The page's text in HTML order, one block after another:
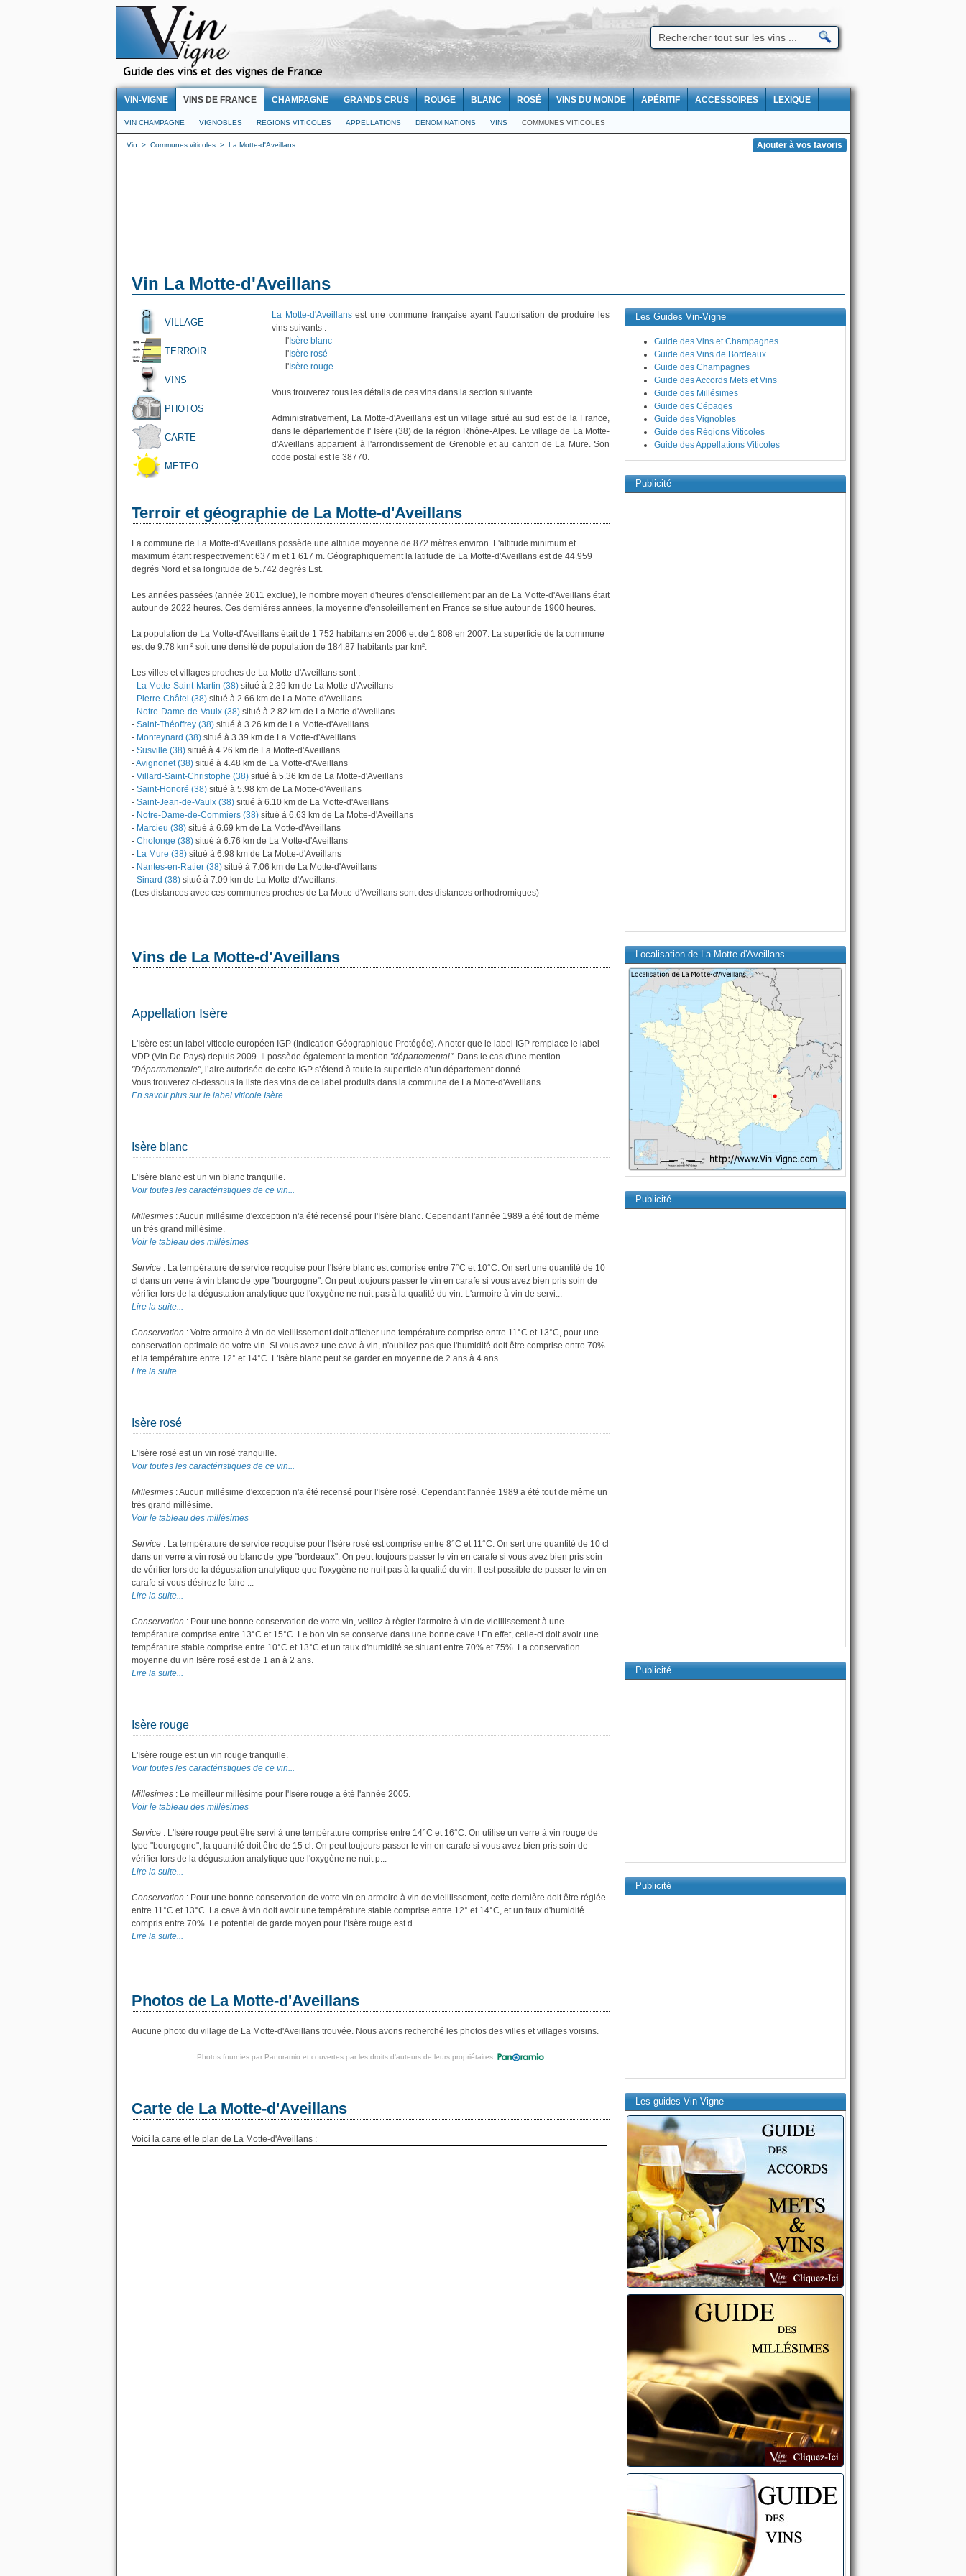
VIN-VIGNE VINS DE FRANCE CHAMPAGNE GRANDS CRUS ROUGE BLANC ROSÉ VINS DU MONDE APÉRITIF ACCESSOIRES LEXIQUE
VIN CHAMPAGNE VIGNOBLES REGIONS VITICOLES APPELLATIONS DENOMINATIONS VINS COMMUNES VITICOLES
Vin > Communes viticoles > La Motte-d'Aveillans
Vin La Motte-d'Aveillans
VILLAGE
TERROIR
VINS
PHOTOS
CARTE
METEO
La Motte-d'Aveillansest une commune française ayant l'autorisation de produire les
vins suivants :
- l' Isère blanc
- l' Isère rosé
- l' Isère rouge
Vous trouverez tous les détails de ces vins dans la section suivante.
Administrativement, La Motte-d'Aveillans est un village situé au sud est de la France,
dans le département de l' Isère (38) de la région Rhône-Alpes. Le village de La Motte-
d'Aveillans appartient à l'arrondissement de Grenoble et au canton de La Mure. Son
code postal est le 38770.
Terroir et géographie de La Motte-d'Aveillans
La commune de La Motte-d'Aveillans possède une altitude moyenne de 872 mètres environ. L'altitude minimum et
maximum étant respectivement 637 m et 1 617 m. Géographiquement la latitude de La Motte-d'Aveillans est de 44.959
degrés Nord et sa longitude de 5.742 degrés Est.
Les années passées (année 2011 exclue), le nombre moyen d'heures d'ensoleillement par an de La Motte-d'Aveillans était
autour de 2022 heures. Ces dernières années, la moyenne d'ensoleillement en France se situe autour de 1900 heures.
La population de La Motte-d'Aveillans était de 1 752 habitants en 2006 et de 1 808 en 2007. La superficie de la commune
est de 9.78 km ² soit une densité de population de 184.87 habitants par km².
Les villes et villages proches de La Motte-d'Aveillans sont :
- La Motte-Saint-Martin (38) situé à 2.39 km de La Motte-d'Aveillans
- Pierre-Châtel (38) situé à 2.66 km de La Motte-d'Aveillans
- Notre-Dame-de-Vaulx (38) situé à 2.82 km de La Motte-d'Aveillans
- Saint-Théoffrey (38) situé à 3.26 km de La Motte-d'Aveillans
- Monteynard (38) situé à 3.39 km de La Motte-d'Aveillans
- Susville (38) situé à 4.26 km de La Motte-d'Aveillans
-Avignonet (38) situé à 4.48 km de La Motte-d'Aveillans
- Villard-Saint-Christophe (38) situé à 5.36 km de La Motte-d'Aveillans
- Saint-Honoré (38) situé à 5.98 km de La Motte-d'Aveillans
- Saint-Jean-de-Vaulx (38) situé à 6.10 km de La Motte-d'Aveillans
- Notre-Dame-de-Commiers (38) situé à 6.63 km de La Motte-d'Aveillans
- Marcieu (38) situé à 6.69 km de La Motte-d'Aveillans
- Cholonge (38) situé à 6.76 km de La Motte-d'Aveillans
- La Mure (38) situé à 6.98 km de La Motte-d'Aveillans
- Nantes-en-Ratier (38) situé à 7.06 km de La Motte-d'Aveillans
- Sinard (38) situé à 7.09 km de La Motte-d'Aveillans.
(Les distances avec ces communes proches de La Motte-d'Aveillans sont des distances orthodromiques)
Vins de La Motte-d'Aveillans
Appellation Isère
L'Isère est un label viticole européen IGP (Indication Géographique Protégée). A noter que le label IGP remplace le label
VDP (Vin De Pays) depuis 2009. Il possède également la mention "départemental". Dans le cas d'une mention
"Départementale", l’aire autorisée de cette IGP s’étend à toute la superficie d’un département donné.
Vous trouverez ci-dessous la liste des vins de ce label produits dans la commune de La Motte-d'Aveillans.
En savoir plus sur le label viticole Isère...
Isère blanc
L'Isère blanc est un vin blanc tranquille.
Voir toutes les caractéristiques de ce vin...
Millesimes : Aucun millésime d'exception n'a été recensé pour l'Isère blanc. Cependant l'année 1989 a été tout de même
un très grand millésime.
Voir le tableau des millésimes
Service : La température de service recquise pour l'Isère blanc est comprise entre 7°C et 10°C. On sert une quantité de 10
cl dans un verre à vin blanc de type "bourgogne". On peut toujours passer le vin en carafe si vous avez bien pris soin de
vérifier lors de la dégustation analytique que l'oxygène ne nuit pas à la qualité du vin. L'armoire à vin de servi...
Lire la suite...
Conservation : Votre armoire à vin de vieillissement doit afficher une température comprise entre 11°C et 13°C, pour une
conservation optimale de votre vin. Si vous avez une cave à vin, n'oubliez pas que l'humidité doit être comprise entre 70%
et la température entre 12° et 14°C. L'Isère blanc peut se garder en moyenne de 2 ans à 4 ans.
Lire la suite...
Isère rosé
L'Isère rosé est un vin rosé tranquille.
Voir toutes les caractéristiques de ce vin...
Millesimes : Aucun millésime d'exception n'a été recensé pour l'Isère rosé. Cependant l'année 1989 a été tout de même un
très grand millésime.
Voir le tableau des millésimes
Service : La température de service recquise pour l'Isère rosé est comprise entre 8°C et 11°C. On sert une quantité de 10 cl
dans un verre à vin rosé ou blanc de type "bordeaux". On peut toujours passer le vin en carafe si vous avez bien pris soin
de vérifier lors de la dégustation analytique que l'oxygène ne nuit pas à la qualité du vin. Il est possible de passer le vin en
carafe si vous désirez le faire ...
Lire la suite...
Conservation : Pour une bonne conservation de votre vin, veillez à règler l'armoire à vin de vieillissement à une
température comprise entre 13°C et 15°C. Le bon vin se conserve dans une bonne cave ! En effet, celle-ci doit avoir une
température stable comprise entre 10°C et 13°C et un taux d'humidité se situant entre 70% et 75%. La conservation
moyenne du vin Isère rosé est de 1 an à 2 ans.
Lire la suite...
Isère rouge
L'Isère rouge est un vin rouge tranquille.
Voir toutes les caractéristiques de ce vin...
Millesimes : Le meilleur millésime pour l'Isère rouge a été l'année 2005.
Voir le tableau des millésimes
Service : L'Isère rouge peut être servi à une température comprise entre 14°C et 16°C. On utilise un verre à vin rouge de
type "bourgogne"; la quantité doit être de 15 cl. On peut toujours passer le vin en carafe si vous avez bien pris soin de
vérifier lors de la dégustation analytique que l'oxygène ne nuit p...
Lire la suite...
Conservation : Pour une bonne conservation de votre vin en armoire à vin de vieillissement, cette dernière doit être réglée
entre 11°C et 13°C. La cave à vin doit avoir une température stable comprise entre 12° et 14°C, et un taux d'humidité
compris entre 70%. Le potentiel de garde moyen pour l'Isère rouge est d...
Lire la suite...
Photos de La Motte-d'Aveillans
Aucune photo du village de La Motte-d'Aveillans trouvée. Nous avons recherché les photos des villes et villages voisins.
Photos fournies par Panoramio et couvertes par les droits d'auteurs de leurs propriétaires.
Carte de La Motte-d'Aveillans
Voici la carte et le plan de La Motte-d'Aveillans :
Les Guides Vin-Vigne
Guide des Vins et Champagnes
Guide des Vins de Bordeaux
Guide des Champagnes
Guide des Accords Mets et Vins
Guide des Millésimes
Guide des Cépages
Guide des Vignobles
Guide des Régions Viticoles
Guide des Appellations Viticoles
Publicité
Localisation de La Motte-d'Aveillans
Publicité
Publicité
Publicité
Les guides Vin-Vigne